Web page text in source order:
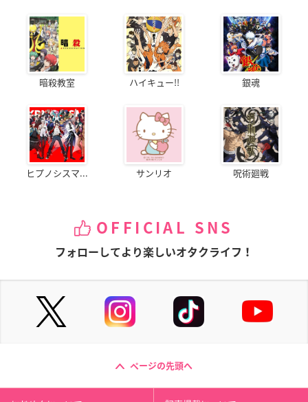
暗殺教室 ハイキュー!! 銀魂
ヒプノシスマ... サンリオ 呪術廻戦
OFFICIAL SNS
フォローしてより楽しいオタクライフ！
ページの先頭へ